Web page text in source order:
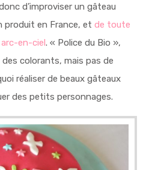
d’improviser un gâteau
produit en France, et de toute
en-ciel. « Police du Bio »,
colorants, mais pas de
réaliser de beaux gâteaux
des petits personnages.